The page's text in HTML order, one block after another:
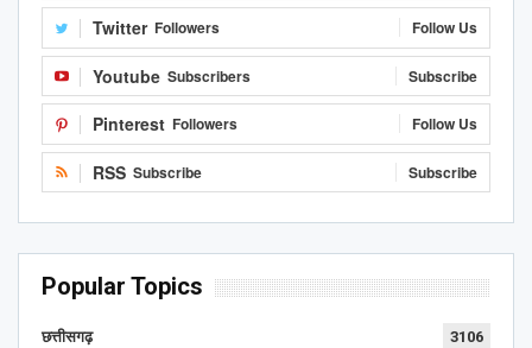
Twitter Followers Follow Us
Youtube Subscribers Subscribe
Pinterest Followers Follow Us
RSS Subscribe Subscribe
Popular Topics
छत्तीसगढ़ 3106